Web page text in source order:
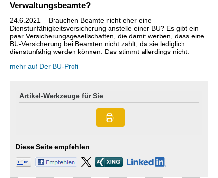
Verwaltungsbeamte?
24.6.2021 – Brauchen Beamte nicht eher eine
Dienstunfähigkeitsversicherung anstelle einer BU? Es gibt ein
paar Versicherungsgesellschaften, die damit werben, dass eine
BU-Versicherung bei Beamten nicht zahlt, da sie lediglich
dienstunfähig werden können. Das stimmt allerdings nicht.
mehr auf Der BU-Profi
Artikel-Werkzeuge für Sie
Diese Seite empfehlen